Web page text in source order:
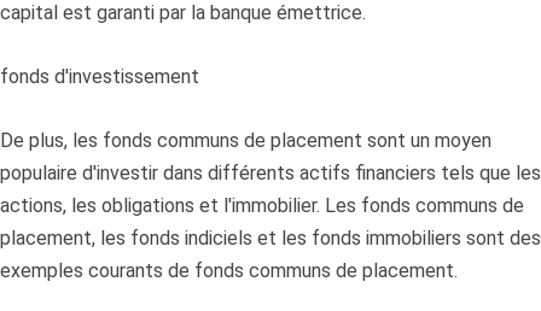
capital est garanti par la banque émettrice.
fonds d'investissement
De plus, les fonds communs de placement sont un moyen
populaire d'investir dans différents actifs financiers tels que les
actions, les obligations et l'immobilier. Les fonds communs de
placement, les fonds indiciels et les fonds immobiliers sont des
exemples courants de fonds communs de placement.